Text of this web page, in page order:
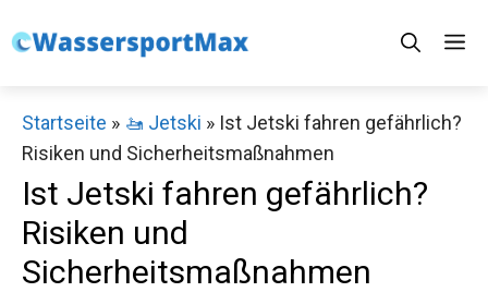
Inhalt
Startseite » 🚤 Jetski » Ist Jetski fahren gefährlich?
Risiken und Sicherheitsmaßnahmen
Ist Jetski fahren gefährlich?
Risiken und
Sicherheitsmaßnahmen